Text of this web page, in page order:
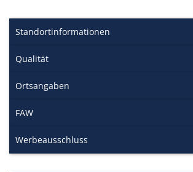
Standortinformationen
Qualität
Ortsangaben
FAW
Werbeausschluss